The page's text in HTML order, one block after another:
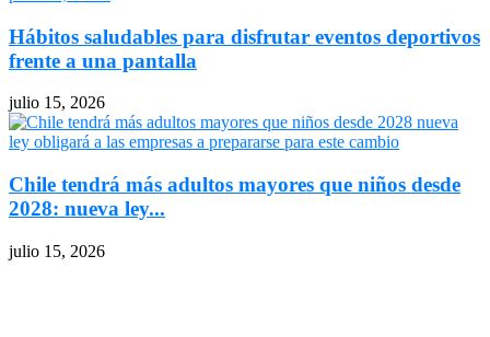
Hábitos saludables para disfrutar eventos deportivos
frente a una pantalla
julio 15, 2026
Chile tendrá más adultos mayores que niños desde
2028: nueva ley...
julio 15, 2026